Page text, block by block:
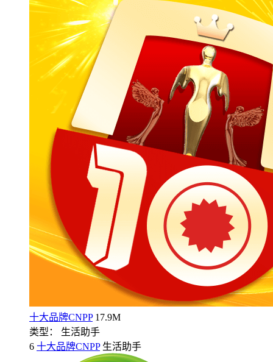
十大品牌CNPP 17.9M
类型： 生活助手
6 十大品牌CNPP 生活助手